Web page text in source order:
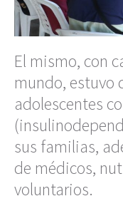
El mismo, con
mundo, estuvo
adolescentes
sus familias,
de médicos,
voluntarios.